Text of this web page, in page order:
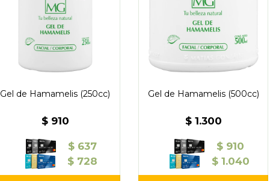
Gel de Hamamelis (250cc)
$ 910
$ 637
$ 728
Gel de Hamamelis (500cc)
$ 1.300
$ 910
$ 1.040